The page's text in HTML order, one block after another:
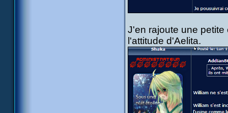
J'en rajoute une petite
l'attitude d'Aelita.